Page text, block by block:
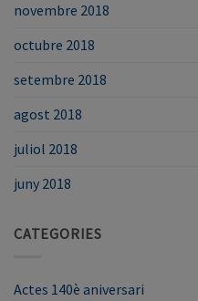
novembre 2018
octubre 2018
setembre 2018
agost 2018
juliol 2018
juny 2018
CATEGORIES
Actes 140è aniversari